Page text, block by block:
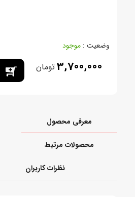
وضعیت : موجود
3,700,000تومان
معرفی محصول
محصولات مرتبط
نظرات کاربران